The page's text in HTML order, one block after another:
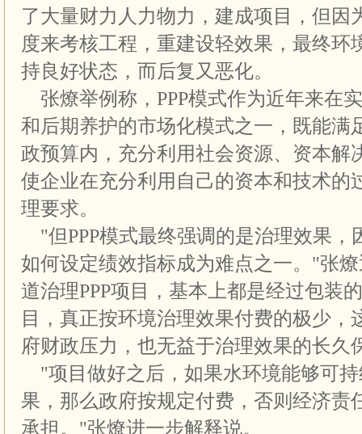
了大量财力人力物力，建成项目，但因
度来考核工程，重建设轻效果，最终环
持良好状态，而后复又恶化。
张燎举例称，PPP模式作为近年来在
和后期养护的市场化模式之一，既能满
政预算内，充分利用社会资源、资本解
使企业在充分利用自己的资本和技术的
理要求。
"但PPP模式最终强调的是治理效果，
如何设定绩效指标成为难点之一。"张
道治理PPP项目，基本上都是经过包装
目，真正按环境治理效果付费的极少，
府财政压力，也无益于治理效果的长久
"项目做好之后，如果水环境能够可
果，那么政府按规定付费，否则经济责
承担。"张燎进一步解释说。